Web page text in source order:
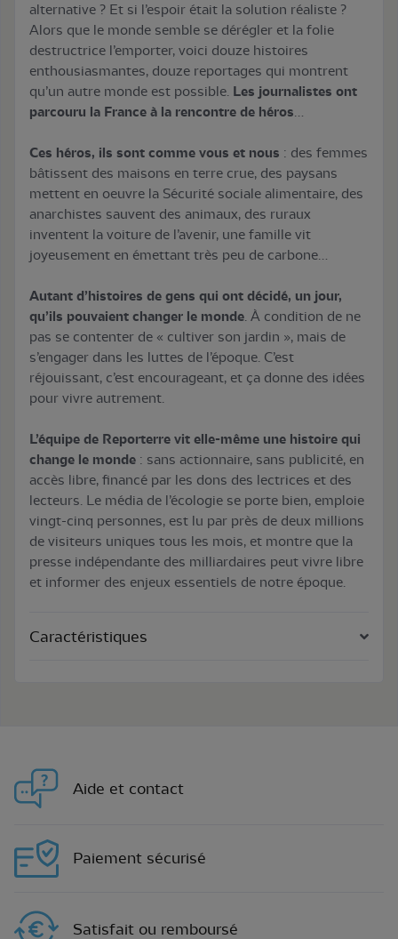
alternative ? Et si l’espoir était la solution réaliste ?
Alors que le monde semble se dérégler et la folie
destructrice l’emporter, voici douze histoires
enthousiasmantes, douze reportages qui montrent
qu’un autre monde est possible. Les journalistes ont
parcouru la France à la rencontre de héros…
Ces héros, ils sont comme vous et nous : des femmes
bâtissent des maisons en terre crue, des paysans
mettent en oeuvre la Sécurité sociale alimentaire, des
anarchistes sauvent des animaux, des ruraux
inventent la voiture de l’avenir, une famille vit
joyeusement en émettant très peu de carbone…
Autant d’histoires de gens qui ont décidé, un jour,
qu’ils pouvaient changer le monde. À condition de ne
pas se contenter de « cultiver son jardin », mais de
s’engager dans les luttes de l’époque. C’est
réjouissant, c’est encourageant, et ça donne des idées
pour vivre autrement.
L’équipe de Reporterre vit elle-même une histoire qui
change le monde : sans actionnaire, sans publicité, en
accès libre, financé par les dons des lectrices et des
lecteurs. Le média de l’écologie se porte bien, emploie
vingt-cinq personnes, est lu par près de deux millions
de visiteurs uniques tous les mois, et montre que la
presse indépendante des milliardaires peut vivre libre
et informer des enjeux essentiels de notre époque.
Caractéristiques
Aide et contact
Paiement sécurisé
Satisfait ou remboursé